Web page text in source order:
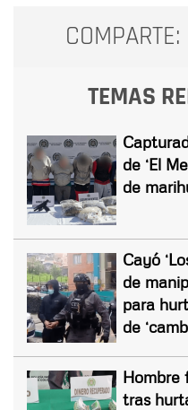
COMPARTE:
TEMAS
de ‘El
de
Cayó
de
para
de
Hombre
tras